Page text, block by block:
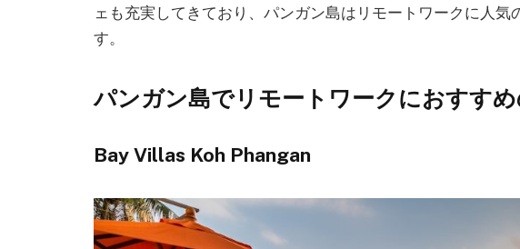
ェも充実してきており、パンガン島はリモートワークに人気
す。
パンガン島でリモートワークにおすす
Bay Villas Koh Phangan